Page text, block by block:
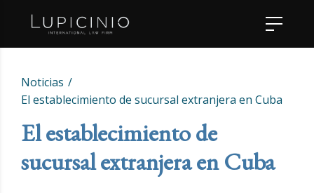
Noticias
El establecimiento de sucursal extranjera en Cuba
El establecimiento de
sucursal extranjera en Cuba